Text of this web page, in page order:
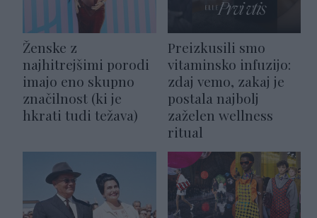
Ženske z
najhitrejšimi porodi
imajo eno skupno
značilnost (ki je
hkrati tudi težava)
Preizkusili smo
vitaminsko infuzijo:
zdaj vemo, zakaj je
postala najbolj
zaželen wellness
ritual